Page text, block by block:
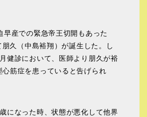
早産での緊急帝王切開もあった
久（中島裕翔）が誕生した。し
健診において、医師より朋久が裕
心筋症を患っていると告げられ
になった時、状態が悪化して他界